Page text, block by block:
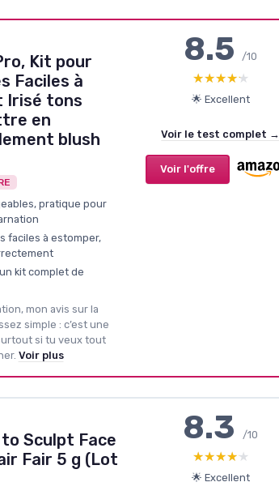
Kit pour
Faciles à
Irisé tons
en
blush
pratique pour
faciles à estomper,
kit complet de
mon avis sur la
simple : c’est une
si tu veux tout
Voir plus
8.5/10
★★★★★
★★★★★
🌟 Excellent
Voir le test complet →
Voir l'offre
Sculpt Face
Fair 5 g (Lot
8.3/10
★★★★★
★★★★★
🌟 Excellent